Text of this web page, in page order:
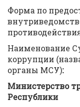
Форма по
Наименование
коррупции
органы МСУ):
Министерство
Республики